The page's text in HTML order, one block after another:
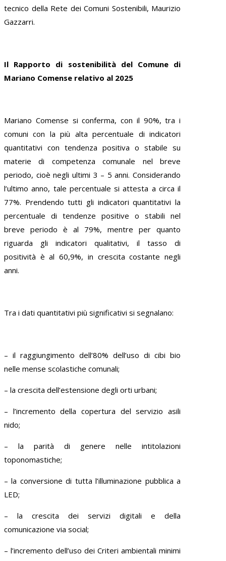
tecnico della Rete dei Comuni Sostenibili, Maurizio
Gazzarri.
Il Rapporto di sostenibilità del Comune di
Mariano Comense relativo al 2025
Mariano Comense si conferma, con il 90%, tra i
comuni con la più alta percentuale di indicatori
quantitativi con tendenza positiva o stabile su
materie di competenza comunale nel breve
periodo, cioè negli ultimi 3 – 5 anni. Considerando
l’ultimo anno, tale percentuale si attesta a circa il
77%. Prendendo tutti gli indicatori quantitativi la
percentuale di tendenze positive o stabili nel
breve periodo è al 79%, mentre per quanto
riguarda gli indicatori qualitativi, il tasso di
positività è al 60,9%, in crescita costante negli
anni.
Tra i dati quantitativi più significativi si segnalano:
– il raggiungimento dell’80% dell’uso di cibi bio
nelle mense scolastiche comunali;
– la crescita dell’estensione degli orti urbani;
– l’incremento della copertura del servizio asili
nido;
– la parità di genere nelle intitolazioni
toponomastiche;
– la conversione di tutta l’illuminazione pubblica a
LED;
– la crescita dei servizi digitali e della
comunicazione via social;
– l’incremento dell’uso dei Criteri ambientali minimi